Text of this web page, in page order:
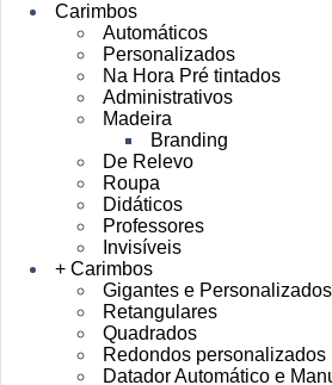
Carimbos
Automáticos
Personalizados
Na Hora Pré tintados
Administrativos
Madeira
Branding
De Relevo
Roupa
Didáticos
Professores
Invisíveis
+ Carimbos
Gigantes e Personalizados
Retangulares
Quadrados
Redondos personalizados
Datador Automático e